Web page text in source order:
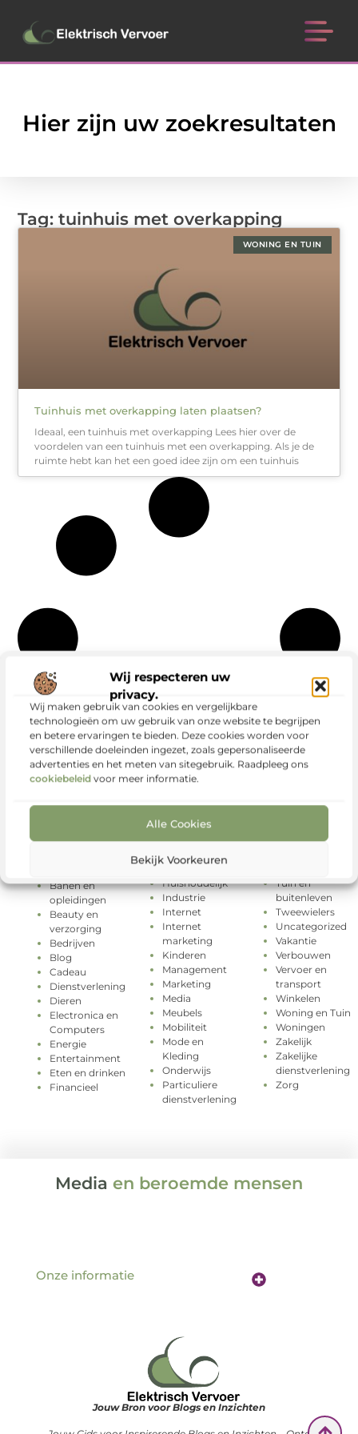
Wij respecteren uw
privacy.
Wij maken gebruik van cookies en vergelijkbare
technologieën om uw gebruik van onze website te begrijpen
en betere ervaringen te bieden. Deze cookies worden voor
verschillende doeleinden ingezet, zoals gepersonaliseerde
advertenties en het meten van sitegebruik. Raadpleeg ons
cookiebeleid voor meer informatie.
Alle Cookies
Bekijk Voorkeuren
Hier zijn uw zoekresultaten
Tag: tuinhuis met overkapping
WONING EN TUIN
Tuinhuis met overkapping laten plaatsen?
Ideaal, een tuinhuis met overkapping Lees hier over de
voordelen van een tuinhuis met een overkapping. Als je de
ruimte hebt kan het een goed idee zijn om een tuinhuis
Aanbiedingen
Banen en
opleidingen
Beauty en
verzorging
Bedrijven
Blog
Cadeau
Dienstverlening
Dieren
Electronica en
Computers
Energie
Entertainment
Eten en drinken
Financieel
Gezondheid
Groothandel
Hobby en vrije
Huishoudelijk
Industrie
Internet
Internet
marketing
Kinderen
Management
Marketing
Media
Meubels
Mobiliteit
Mode en
Kleding
Onderwijs
Particuliere
dienstverlening
Sport
Tuin en
buitenleven
Tweewielers
Uncategorized
Vakantie
Verbouwen
Vervoer en
transport
Winkelen
Woning en Tuin
Woningen
Zakelijk
Zakelijke
dienstverlening
Zorg
Media en beroemde mensen
Jouw Bron voor Blogs en Inzichten
Onze informatie